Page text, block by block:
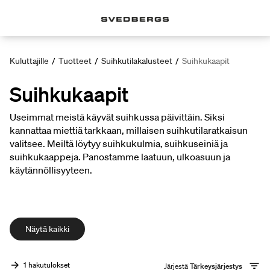
Kuluttajille / Tuotteet / Suihkutilakalusteet / Suihkukaapit
Suihkukaapit
Useimmat meistä käyvät suihkussa päivittäin. Siksi
kannattaa miettiä tarkkaan, millaisen suihkutilaratkaisun
valitsee. Meiltä löytyy suihkukulmia, suihkuseiniä ja
suihkukaappeja. Panostamme laatuun, ulkoasuun ja
käytännöllisyyteen.
Näytä kaikki
1 hakutulokset
JärjestäTärkeysjärjestys